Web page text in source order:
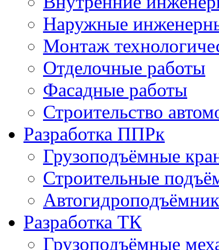
Наружные
Монтаж
Отделочные работы
Фасадные работы
Строительство
Разработка ППРк
Грузоподъёмные
Строительные
Разработка ТК
Грузоподъёмные